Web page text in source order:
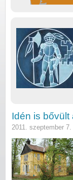
Idén is bővült
2011. szeptember